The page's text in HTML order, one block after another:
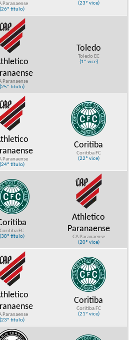
Paranaense
(26º título)
(23º vice)
Paranaense
(25º título)
Toledo
Toledo EC
(1º vice)
Paranaense
(24º título)
Coritiba
Coritiba FC
(22º vice)
Coritiba FC
(38º título)
Athletico
Paranaense
CA Paranaense
(20º vice)
Paranaense
(23º título)
Coritiba
Coritiba FC
(21º vice)